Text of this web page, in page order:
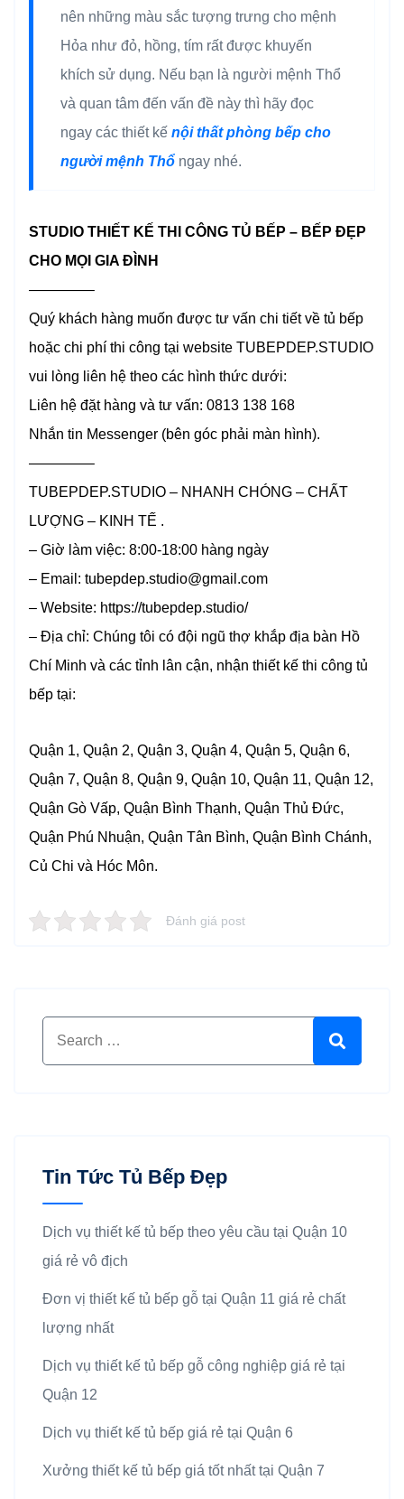
nên những màu sắc tượng trưng cho mệnh
Hỏa như đỏ, hồng, tím rất được khuyến
khích sử dụng. Nếu bạn là người mệnh Thổ
và quan tâm đến vấn đề này thì hãy đọc
ngay các thiết kế nội thất phòng bếp cho
người mệnh Thổ ngay nhé.
STUDIO THIẾT KẾ THI CÔNG TỦ BẾP – BẾP ĐẸP
CHO MỌI GIA ĐÌNH
————–
Quý khách hàng muốn được tư vấn chi tiết về tủ bếp
hoặc chi phí thi công tại website TUBEPDEP.STUDIO
vui lòng liên hệ theo các hình thức dưới:
Liên hệ đặt hàng và tư vấn: 0813 138 168
Nhắn tin Messenger (bên góc phải màn hình).
————–
TUBEPDEP.STUDIO – NHANH CHÓNG – CHẤT
LƯỢNG – KINH TẾ .
– Giờ làm việc: 8:00-18:00 hàng ngày
– Email: tubepdep.studio@gmail.com
– Website: https://tubepdep.studio/
– Địa chỉ: Chúng tôi có đội ngũ thợ khắp địa bàn Hồ
Chí Minh và các tỉnh lân cận, nhận thiết kế thi công tủ
bếp tại:
Quận 1, Quận 2, Quận 3, Quận 4, Quận 5, Quận 6,
Quận 7, Quận 8, Quận 9, Quận 10, Quận 11, Quận 12,
Quận Gò Vấp, Quận Bình Thạnh, Quận Thủ Đức,
Quận Phú Nhuận, Quận Tân Bình, Quận Bình Chánh,
Củ Chi và Hóc Môn.
Đánh giá post
Tin Tức Tủ Bếp Đẹp
Dịch vụ thiết kế tủ bếp theo yêu cầu tại Quận 10
giá rẻ vô địch
Đơn vị thiết kế tủ bếp gỗ tại Quận 11 giá rẻ chất
lượng nhất
Dịch vụ thiết kế tủ bếp gỗ công nghiệp giá rẻ tại
Quận 12
Dịch vụ thiết kế tủ bếp giá rẻ tại Quận 6
Xưởng thiết kế tủ bếp giá tốt nhất tại Quận 7